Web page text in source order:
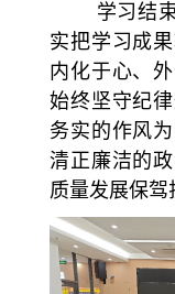
学习结
实把学习成
内化于心、
始终坚守纪
务实的作风
清正廉洁的
质量发展保驾